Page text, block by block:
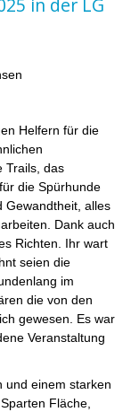
Helfern für die
Trails, das
die Spürhunde
Gewandtheit, alles
Dank auch
Richten. Ihr wart
seien die
im
die von den
gewesen. Es war
Veranstaltung
und einem starken
Fläche,